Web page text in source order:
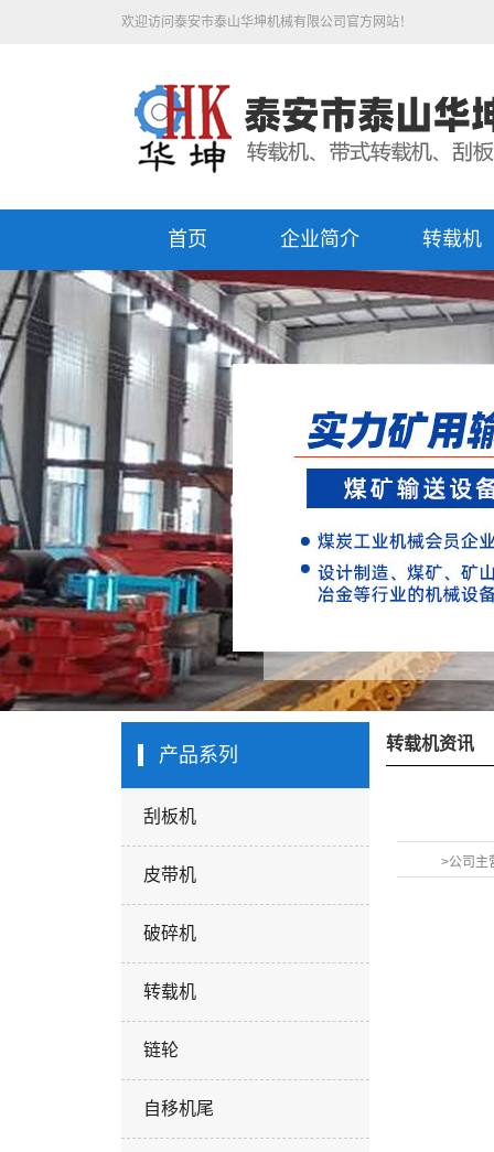
欢迎访问泰安市泰山华坤机械有限公司官方网站！
首页 企业简介 转载机
产品系列
刮板机
皮带机
破碎机
转载机
链轮
自移机尾
转载机资讯
>公司主